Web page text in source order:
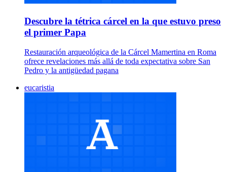
Descubre la tétrica cárcel en la que estuvo preso
el primer Papa
Restauración arqueológica de la Cárcel Mamertina en Roma
ofrece revelaciones más allá de toda expectativa sobre San
Pedro y la antigüedad pagana
eucaristia